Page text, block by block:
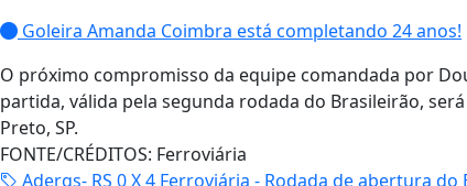
Goleira Amanda Coimbra está completando 24 anos!
O próximo compromisso da equipe comandada por
partida, válida pela segunda rodada do Brasileirão,
Preto, SP.
FONTE/CRÉDITOS: Ferroviária
Adergs- RS 0 X 4 Ferroviária - Rodada de abertura do